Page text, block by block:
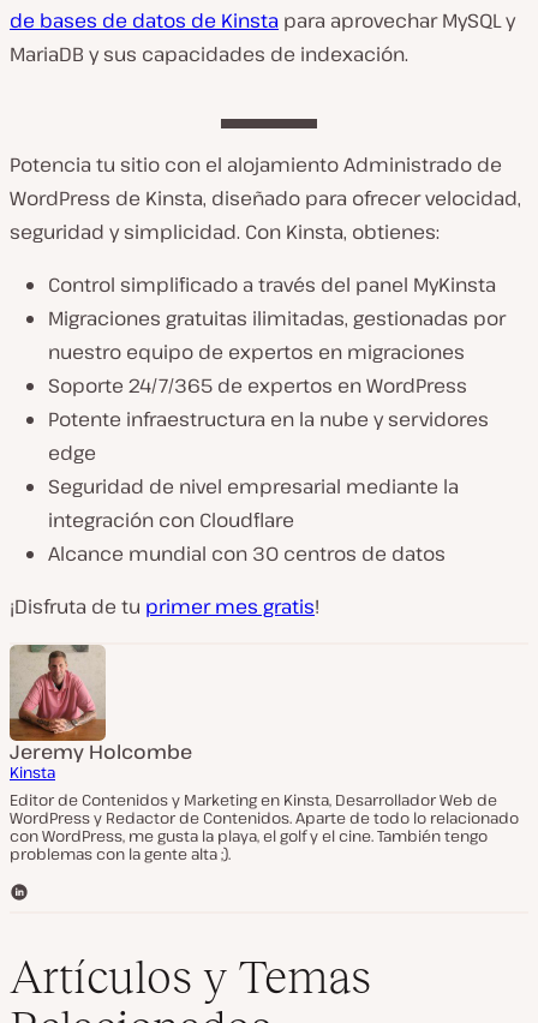
de bases de datos de Kinsta para aprovechar MySQL y
MariaDB y sus capacidades de indexación.
Potencia tu sitio con el alojamiento Administrado de
WordPress de Kinsta, diseñado para ofrecer velocidad,
seguridad y simplicidad. Con Kinsta, obtienes:
Control simplificado a través del panel MyKinsta
Migraciones gratuitas ilimitadas, gestionadas por
nuestro equipo de expertos en migraciones
Soporte 24/7/365 de expertos en WordPress
Potente infraestructura en la nube y servidores
edge
Seguridad de nivel empresarial mediante la
integración con Cloudflare
Alcance mundial con 30 centros de datos
¡Disfruta de tu primer mes gratis!
Jeremy Holcombe
Kinsta
Editor de Contenidos y Marketing en Kinsta, Desarrollador Web de
WordPress y Redactor de Contenidos. Aparte de todo lo relacionado
con WordPress, me gusta la playa, el golf y el cine. También tengo
problemas con la gente alta ;).
L
e
d
Artículos y Temas